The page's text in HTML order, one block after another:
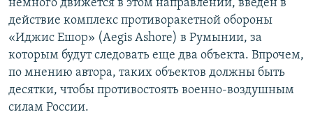
немного движется в этом направлении, введен в
действие комплекс противоракетной обороны
«Иджис Ешор» (Aegis Ashore) в Румынии, за
которым будут следовать еще два объекта. Впрочем,
по мнению автора, таких объектов должны быть
десятки, чтобы противостоять военно-воздушным
силам России.